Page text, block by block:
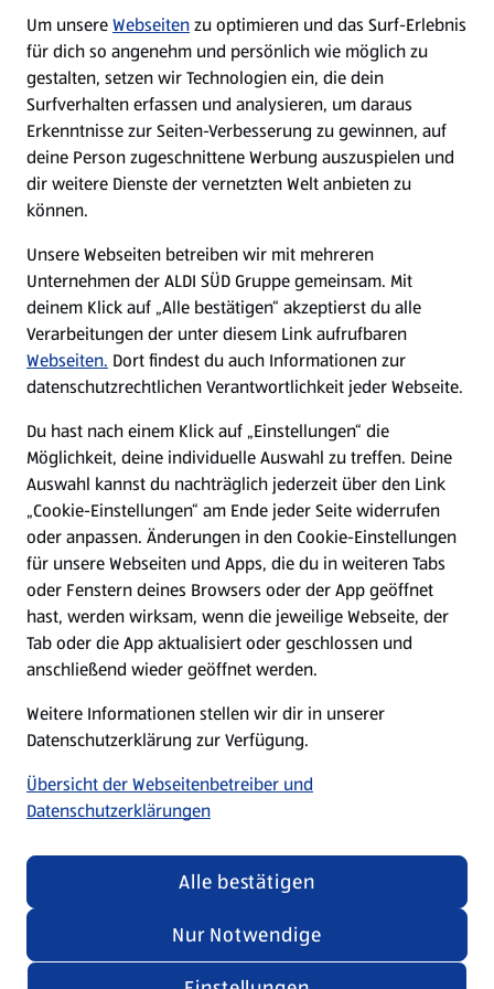
WhatsApp
Über ALDI SÜD
Filialen
Nachhaltigkeit
Karriere
Presse
Hilfe & Kontakt
(öffnet in einem neuen Tab)
Unternehmen
Folge uns hier:
Datenschutz- und Richtlinienmenü
Cookie-Einstellungen
Impressum
Nutzungsbedingungen
Security Policy
Um unsereWebseitenzu optimieren und das Surf-Erlebnis
für dich so angenehm und persönlich wie möglich zu
gestalten, setzen wir Technologien ein, die dein
Surfverhalten erfassen und analysieren, um daraus
Erkenntnisse zur Seiten-Verbesserung zu gewinnen, auf
deine Person zugeschnittene Werbung auszuspielen und
dir weitere Dienste der vernetzten Welt anbieten zu
können.
Unsere Webseiten betreiben wir mit mehreren
Unternehmen der ALDI SÜD Gruppe gemeinsam. Mit
deinem Klick auf „Alle bestätigen“ akzeptierst du alle
Verarbeitungen der unter diesem Link aufrufbaren
Webseiten. Dort findest du auch Informationen zur
datenschutzrechtlichen Verantwortlichkeit jeder Webseite.
Du hast nach einem Klick auf „Einstellungen“ die
Möglichkeit, deine individuelle Auswahl zu treffen. Deine
Auswahl kannst du nachträglich jederzeit über den Link
„Cookie-Einstellungen“ am Ende jeder Seite widerrufen
oder anpassen. Änderungen in den Cookie-Einstellungen
für unsere Webseiten und Apps, die du in weiteren Tabs
oder Fenstern deines Browsers oder der App geöffnet
hast, werden wirksam, wenn die jeweilige Webseite, der
Tab oder die App aktualisiert oder geschlossen und
anschließend wieder geöffnet werden.
Weitere Informationen stellen wir dir in unserer
Datenschutzerklärung zur Verfügung.
Übersicht der Webseitenbetreiber und
Datenschutzerklärungen
Nur Notwendige
Alle bestätigen